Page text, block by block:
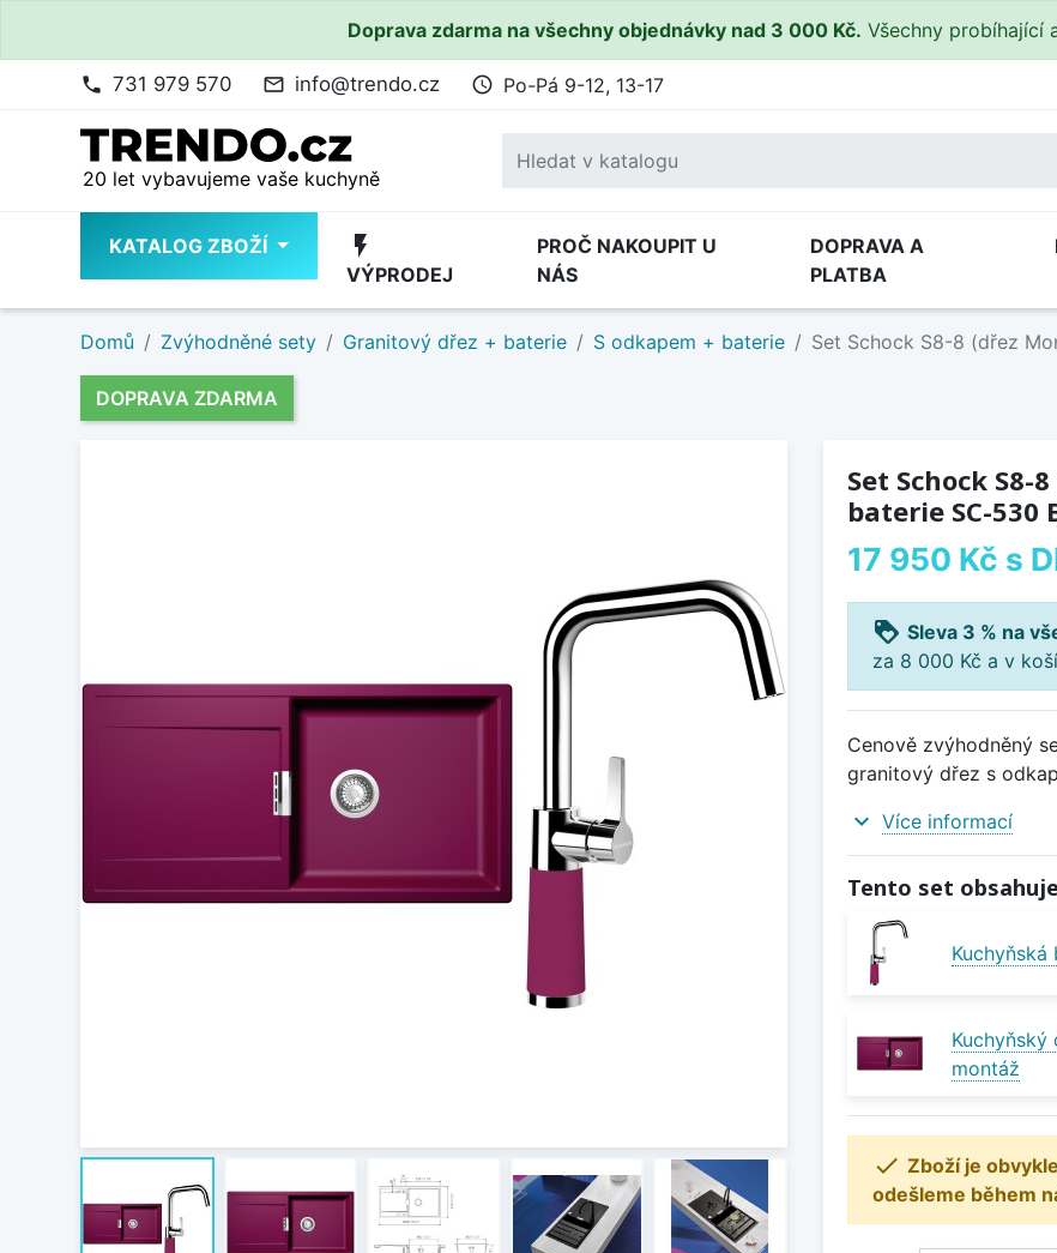
Doprava zdarma na všechny objednávky nad 3 000 Kč. Všechny probíhající
phone 731 979 570 mail_outline info@trendo.cz access_time Po-Pá 9-12, 13-17
20 let vybavujeme vaše kuchyně
KATALOG ZBOŽÍ flash_on
VÝPRODEJ
PROČ NAKOUPIT U
NÁS
DOPRAVA A
PLATBA
Domů Zvýhodněné sety Granitový dřez + baterie S odkapem + baterie Set Schock S8-8 (dřez
DOPRAVA ZDARMA
Set Schock S8-
baterie SC-530
17 950 Kč s
loyalty Sleva 3 % na
za 8 000 Kč a v
Cenově zvýhodněný
granitový dřez s
expand_more Více informací
Tento set obsahuje
Kuchyňský
montáž
 Zboží je
odešleme během